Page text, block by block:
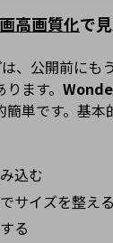
高画質化で
、公開前にも
ます。
簡単です。基
込む
サイズを整える
る